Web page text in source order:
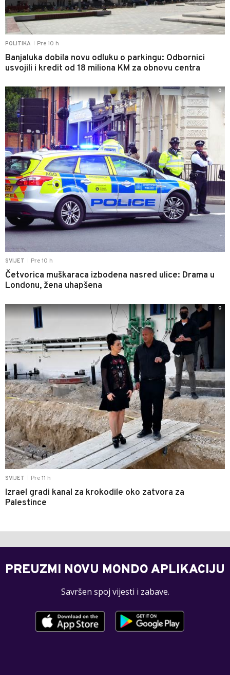
POLITIKA Pre 10 h
Banjaluka dobila novu odluku o parkingu: Odbornici
usvojili i kredit od 18 miliona KM za obnovu centra
SVIJET Pre 10 h
Četvorica muškaraca izbodena nasred ulice: Drama u
Londonu, žena uhapšena
0
SVIJET Pre 11 h
Izrael gradi kanal za krokodile oko zatvora za
Palestince
0
PREUZMI NOVU MONDO APLIKACIJU
Savršen spoj vijesti i zabave.